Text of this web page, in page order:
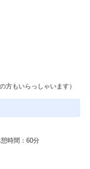
方もいらっしゃいます）
時間：60分